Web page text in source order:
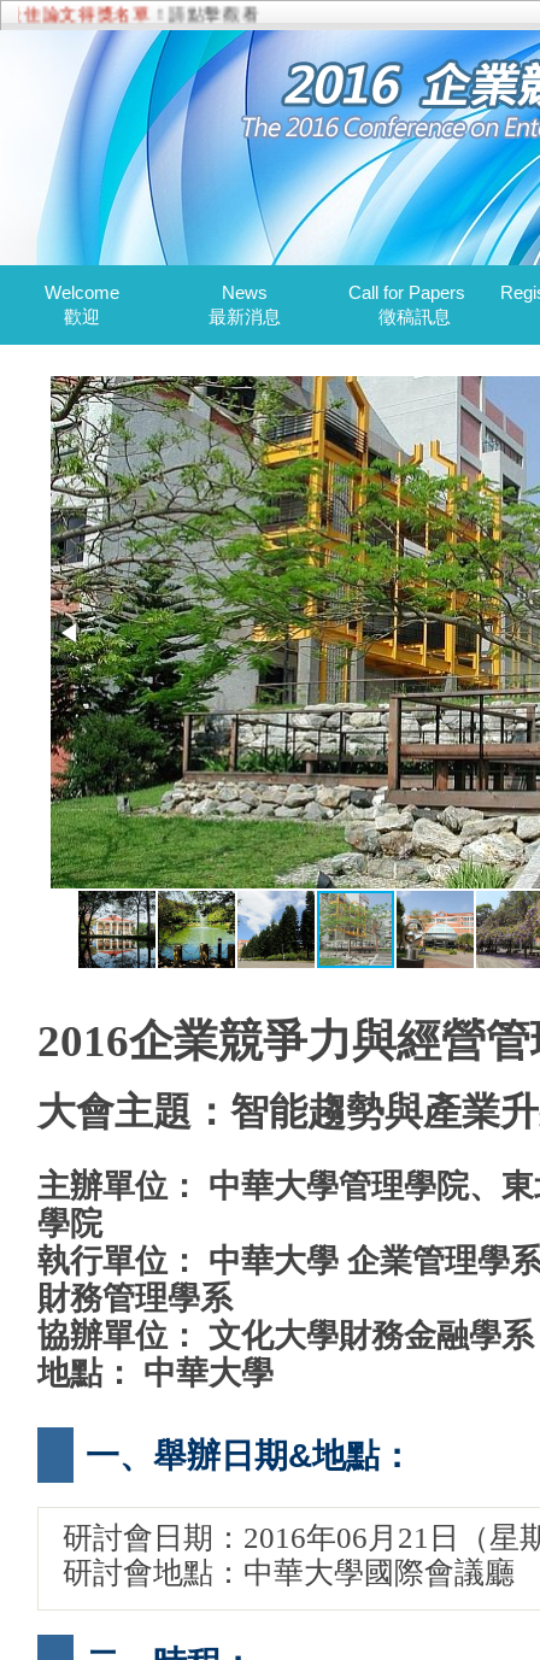
佳論文得獎名單！請點擊觀看
Welcome
歡迎
News
最新消息
Call for Papers
徵稿訊息
2016企業競爭力與經營
大會主題：智能趨勢與產業
主辦單位： 中華大學管理學院、
學院
執行單位： 中華大學 企業管理學
財務管理學系
協辦單位： 文化大學財務金融學系
地點： 中華大學
一、舉辦日期&地點：
研討會日期：2016年06月21日（星
研討會地點：中華大學國際會議廳